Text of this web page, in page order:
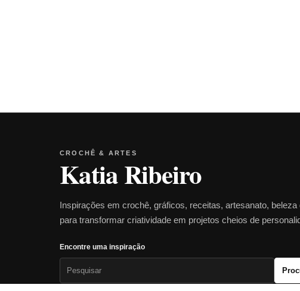
CROCHÊ & ARTES
Katia Ribeiro
Inspirações em crochê, gráficos, receitas, artesanato, beleza
para transformar criatividade em projetos cheios de
Encontre uma inspiração